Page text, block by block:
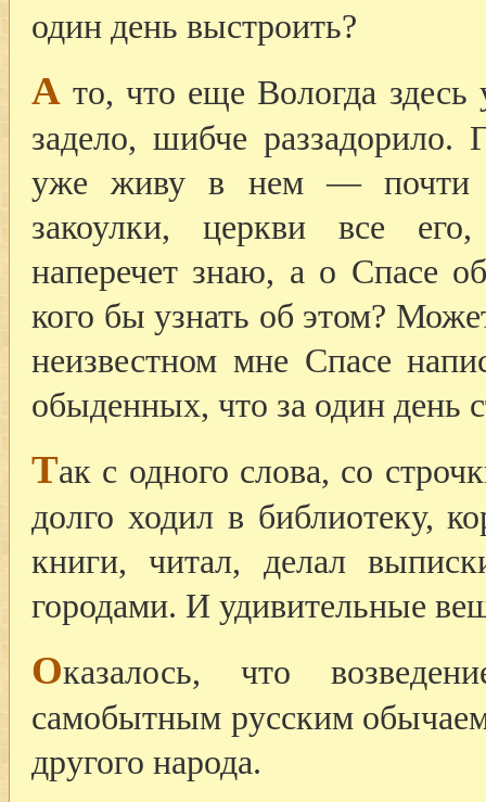
один день выстроить?
А то, что еще Вологда
задело, шибче
уже живу в нем — почти
закоулки, церкви все
наперечет знаю, а о Спасе
кого бы узнать об этом?
неизвестном мне Спасе
обыденных, что за один день
Так с одного слова, со
долго ходил в библиотеку,
книги, читал, делал
городами. И удивительные
Оказалось, что
самобытным русским
другого народа.